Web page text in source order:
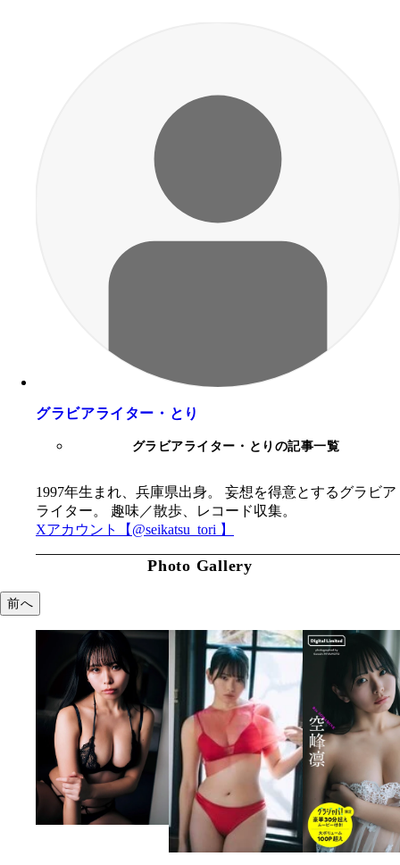
グラビアライター・とり
グラビアライター・とりの記事一覧
1997年生まれ、兵庫県出身。 妄想を得意とするグラビア
ライター。 趣味／散歩、レコード収集。
Xアカウント【@seikatsu_tori 】
Photo Gallery
前へ